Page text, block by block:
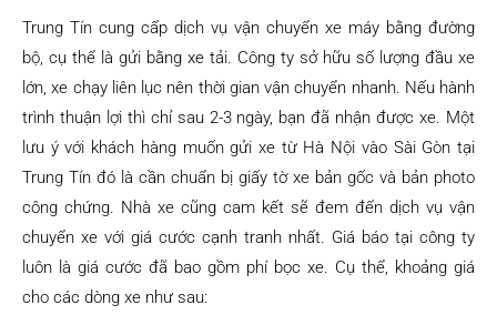
Trung Tín cung cấp dịch vụ vận chuyển xe máy bằng đường
bộ, cụ thể là gửi bằng xe tải. Công ty sở hữu số lượng đầu xe
lớn, xe chạy liên lục nên thời gian vận chuyển nhanh. Nếu hành
trình thuận lợi thì chỉ sau 2-3 ngày, bạn đã nhận được xe. Một
lưu ý với khách hàng muốn gửi xe từ Hà Nội vào Sài Gòn tại
Trung Tín đó là cần chuẩn bị giấy tờ xe bản gốc và bản photo
công chứng. Nhà xe cũng cam kết sẽ đem đến dịch vụ vận
chuyển xe với giá cước cạnh tranh nhất. Giá báo tại công ty
luôn là giá cước đã bao gồm phí bọc xe. Cụ thể, khoảng giá
cho các dòng xe như sau: